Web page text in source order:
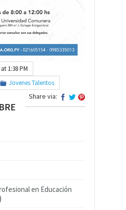
1:38 PM
Jovenes Talentos
Share via:
en Educación